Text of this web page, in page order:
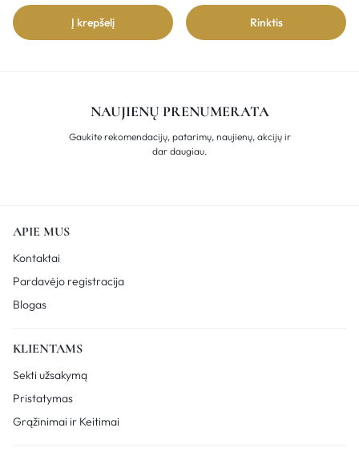
Į krepšelį Rinktis
NAUJIENŲ PRENUMERATA
Gaukite rekomendacijų, patarimų, naujienų, akcijų ir
dar daugiau.
APIE MUS
Kontaktai
Pardavėjo registracija
Blogas
KLIENTAMS
Sekti užsakymą
Pristatymas
Grąžinimai ir Keitimai